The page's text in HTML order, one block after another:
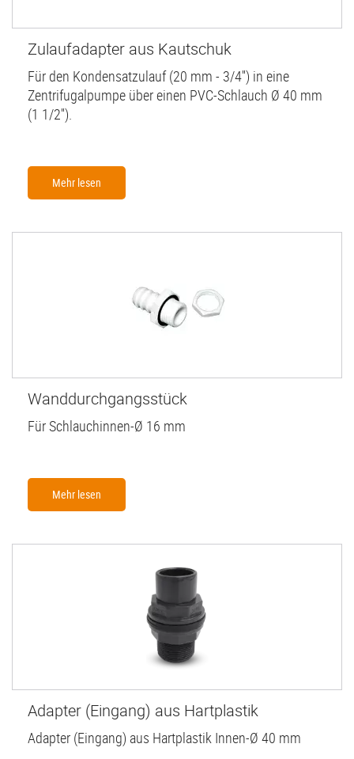
Zulaufadapter aus Kautschuk
Für den Kondensatzulauf (20 mm - 3/4'') in eine
Zentrifugalpumpe über einen PVC-Schlauch Ø 40 mm
(1 1/2'').
Mehr lesen
Wanddurchgangsstück
Für Schlauchinnen-Ø 16 mm
Mehr lesen
Adapter (Eingang) aus Hartplastik
Adapter (Eingang) aus Hartplastik Innen-Ø 40 mm